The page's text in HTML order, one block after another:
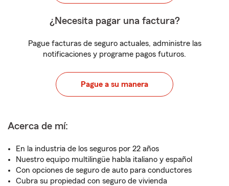
¿Necesita pagar una factura?
Pague facturas de seguro actuales, administre las
notificaciones y programe pagos futuros.
Pague a su manera
Acerca de mí:
En la industria de los seguros por 22 años
Nuestro equipo multilingüe habla italiano y español
Con opciones de seguro de auto para conductores
Cubra su propiedad con seguro de vivienda